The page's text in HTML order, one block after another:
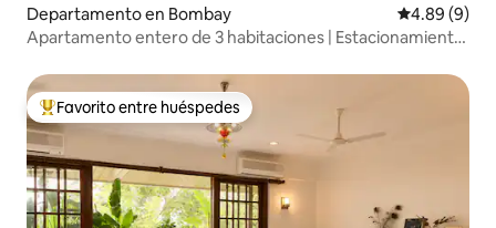
Departamento en Bombay Calificación
4.89 (9)
Apartamento entero de 3 habitaciones | Estacionamiento
De los mejores en Favorito entre huéspedes
Favorito entre huéspedes